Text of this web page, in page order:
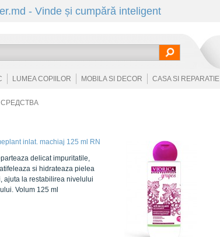
- Vinde și cumpără inteligent
LUMEA COPIILOR MOBILA SI DECOR CASA SI REPARATIE
inlat. machiaj 125 ml RN
delicat impuritatile,
si hidrateaza pielea
ajuta la restabilirea nivelului
Volum 125 ml